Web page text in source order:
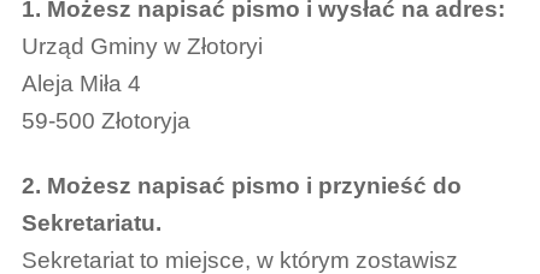
1. Możesz napisać pismo i wysłać na adres:
Urząd Gminy w Złotoryi
Aleja Miła 4
59-500 Złotoryja
2. Możesz napisać pismo i przynieść do
Sekretariatu.
Sekretariat to miejsce, w którym zostawisz